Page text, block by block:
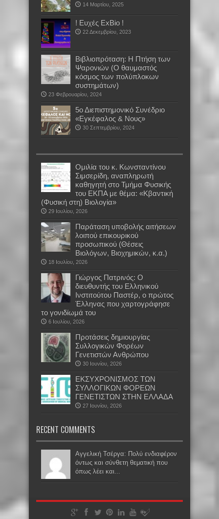
14 Μαρτίου, 2025
! Ευχές ExBio !
22 Δεκεμβρίου, 2023
Βιβλιοπρόταση: Η Πτήση των
Ψαρονιών (Ο θαυμαστός
κόσμος των πολύπλοκων
συστημάτων)
23 Φεβρουαρίου, 2024
5ο Διεπιστημονικό Συνέδριο
«Εγκέφαλος & Νους»
30 Σεπτεμβρίου, 2024
Oμιλία του κ. Κωνσταντίνου
Σιμσερίδη, αναπληρωτή
καθηγητή στο Τμήμα Φυσικής
του ΕΚΠΑ με θέμα: «Κβαντική
(Φυσική στη) Βιολογία»
29 Ιουλίου, 2026
Παράταση υποβολής αιτήσεων
λοιπού επικουρικού
προσωπικού (Θέσεις
Βιολόγων, Βιοχημικών, κ.α.)
18 Ιουλίου, 2026
Γιώργος Πατρινός: Ο
διευθυντής του Ελληνικού
Ινστιτούτου Παστέρ, ο πρώτος
Έλληνας που χαρτογράφησε
το γονιδίωμά του
6 Ιουλίου, 2026
Προτάσεις δημιουργίας
Συλλογικών Φορέων
Γενετιστών Ανθρώπου
30 Ιουνίου, 2026
EKΣΥΧΡΟΝΙΣΜΟΣ ΤΩΝ
ΣΥΛΛΟΓΙΚΩΝ ΦΟΡΕΩΝ
ΓΕΝΕΤΙΣΤΩΝ ΣΤΗΝ ΕΛΛΑΔΑ
27 Ιουνίου, 2026
RECENT COMMENTS
Αγγελική Τσέργα: Πολύ ενδιαφέρον
όντως και σύνθετη θεματική που
όπως λέει και...